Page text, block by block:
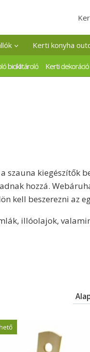
Kerti konyha
biciklitároló Kerti dekoráció
kiegészítők
hozzá.
kell beszerezni az
illóolajok,